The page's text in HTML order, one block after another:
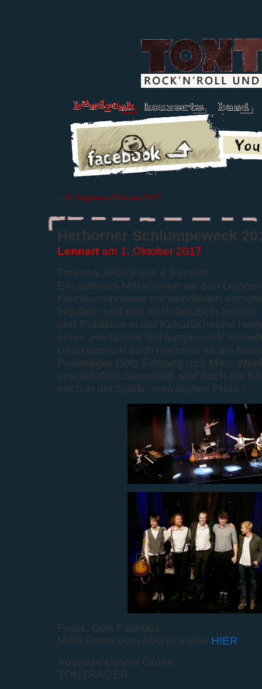
« St. Ingberter Pfanne 2017
Herborner Schlumpeweck
Lennartam 1. Oktober 2017
Tataaaa, liebe Fans & Finnen!
Ein weiteres Mal können wir den
Kleinkunstpreises mit wunderlich
bejubeln und von euch bejubeln lassen
und Publikum in der KulturScheune
einen „Herborner Schlumpeweck“
Glückwunsch auch nochmal an die
Preisträger Götz Frittrang und Marc
uns auf dem Siegerbild, und hoch die
noch in der Spüle, vom letzten Preis.)
Fotos: Gert Fabritius
Mehr Fotos vom Abend: siehe HIER
Ausgezeichnete Grüße,
TONTRÄGER